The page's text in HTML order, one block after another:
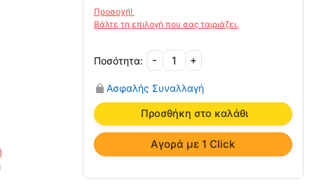
Αγορά με 1 Click
-
Ελαστική
Επιστραγαλίδα
Με
Δέστρα
AC-
1040B
ποσότητα
+
Ασφαλής Συναλλαγή
Προσθήκη στο καλάθι